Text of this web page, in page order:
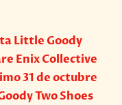
Little Goody
Enix Collective
31 de octubre
Two Shoes